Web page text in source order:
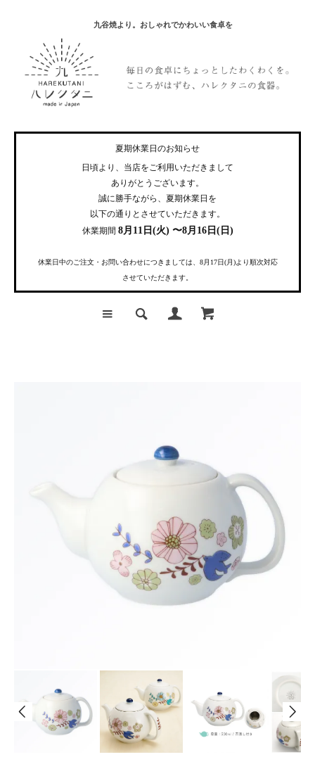
九谷焼より。おしゃれでかわいい食卓を
夏期休業日のお知らせ
日頃より、当店をご利用いただきまして
ありがとうございます。
誠に勝手ながら、夏期休業日を
以下の通りとさせていただきます。
休業期間 8月11日(火) 〜8月16日(日)
休業日中のご注文・お問い合わせにつきましては、8月17日(月)より順次対応
させていただきます。